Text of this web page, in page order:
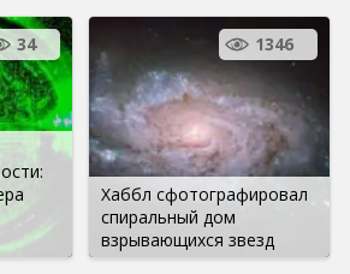
34
Хаббл сфотографировал
спиральный дом
взрывающихся звезд
1346